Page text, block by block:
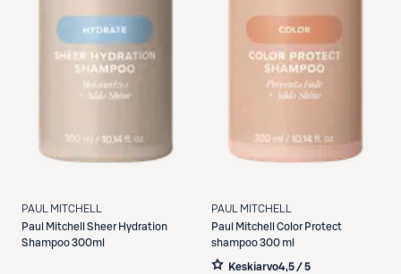
PAUL MITCHELL
Paul Mitchell
Sheer Hydration
Shampoo 300ml
PAUL MITCHELL
Paul Mitchell
Color Protect
shampoo 300 ml
Keskiarvo4,5 / 5